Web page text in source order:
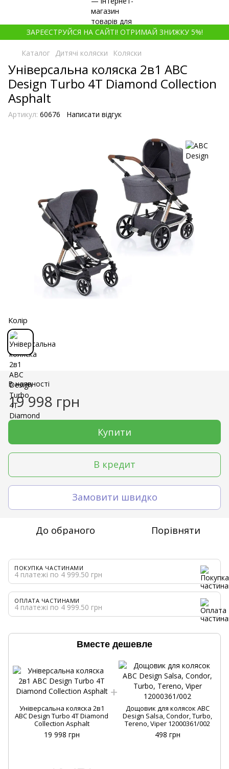
ЗАРЕЄСТРУЙСЯ НА САЙТІ! ОТРИМАЙ ЗНИЖКУ 5%!
Каталог Дитячі коляски Коляски
Універсальна коляска 2в1 ABC
Design Turbo 4T Diamond Collection
Asphalt
Артикул: 60676 Написати відгук
Колір
В наявності
19 998 грн
Купити
В кредит
Замовити швидко
До обраного Порівняти
ПОКУПКА ЧАСТИНАМИ
4 платежі по 4 999.50 грн
ОПЛАТА ЧАСТИНАМИ
4 платежі по 4 999.50 грн
Вместе дешевле
Універсальна коляска 2в1
ABC Design Turbo 4T Diamond
Collection Asphalt
19 998 грн
Дощовик для колясок ABC
Design Salsa, Condor, Turbo,
Tereno, Viper 12000361/002
498 грн